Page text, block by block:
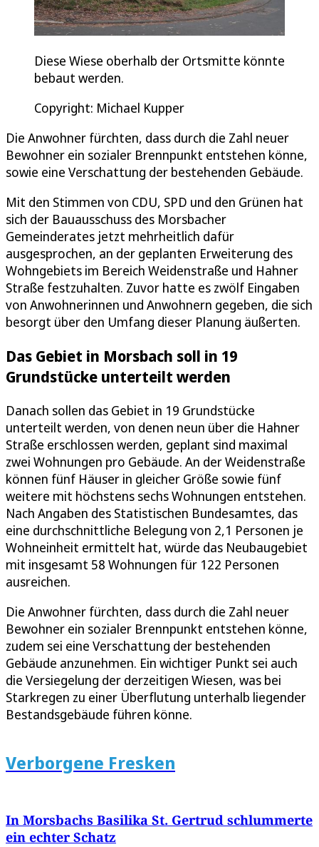
Diese Wiese oberhalb der Ortsmitte könnte
bebaut werden.
Copyright: Michael Kupper
Die Anwohner fürchten, dass durch die Zahl neuer
Bewohner ein sozialer Brennpunkt entstehen könne,
sowie eine Verschattung der bestehenden Gebäude.
Mit den Stimmen von CDU, SPD und den Grünen hat
sich der Bauausschuss des Morsbacher
Gemeinderates jetzt mehrheitlich dafür
ausgesprochen, an der geplanten Erweiterung des
Wohngebiets im Bereich Weidenstraße und Hahner
Straße festzuhalten. Zuvor hatte es zwölf Eingaben
von Anwohnerinnen und Anwohnern gegeben, die sich
besorgt über den Umfang dieser Planung äußerten.
Das Gebiet in Morsbach soll in 19
Grundstücke unterteilt werden
Danach sollen das Gebiet in 19 Grundstücke
unterteilt werden, von denen neun über die Hahner
Straße erschlossen werden, geplant sind maximal
zwei Wohnungen pro Gebäude. An der Weidenstraße
können fünf Häuser in gleicher Größe sowie fünf
weitere mit höchstens sechs Wohnungen entstehen.
Nach Angaben des Statistischen Bundesamtes, das
eine durchschnittliche Belegung von 2,1 Personen je
Wohneinheit ermittelt hat, würde das Neubaugebiet
mit insgesamt 58 Wohnungen für 122 Personen
ausreichen.
Die Anwohner fürchten, dass durch die Zahl neuer
Bewohner ein sozialer Brennpunkt entstehen könne,
zudem sei eine Verschattung der bestehenden
Gebäude anzunehmen. Ein wichtiger Punkt sei auch
die Versiegelung der derzeitigen Wiesen, was bei
Starkregen zu einer Überflutung unterhalb liegender
Bestandsgebäude führen könne.
Verborgene Fresken
In Morsbachs Basilika St. Gertrud schlummerte
ein echter Schatz